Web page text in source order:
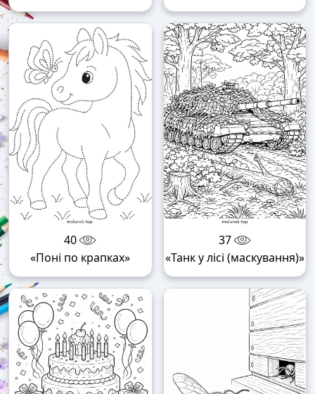
40
«Поні по крапках»
37
«Танк у лісі (маскування)»